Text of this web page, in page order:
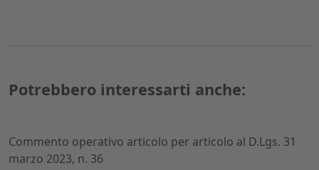
Potrebbero interessarti anche:
Commento operativo articolo per articolo al D.Lgs. 31
marzo 2023, n. 36